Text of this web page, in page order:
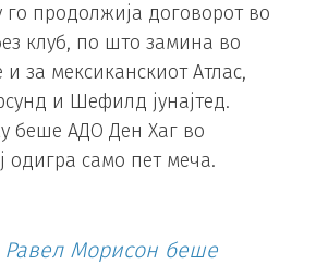
го продолжија договорот во
клуб, по што замина во
за мексиканскиот Атлас,
и Шефилд јунајтед.
беше АДО Ден Хаг во
одигра само пет меча.
Равел Морисон беше